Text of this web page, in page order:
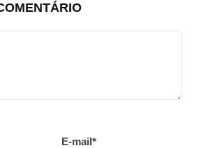
E-mail*